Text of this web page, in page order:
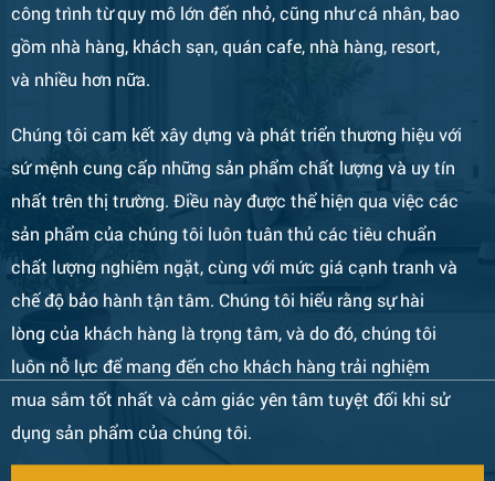
Bàn Ghế 133
Bàn Ghế 132
công trình từ quy mô lớn đến nhỏ, cũng như cá nhân, bao
gồm nhà hàng, khách sạn, quán cafe, nhà hàng, resort,
và nhiều hơn nữa.
Chúng tôi cam kết xây dựng và phát triển thương hiệu với
sứ mệnh cung cấp những sản phẩm chất lượng và uy tín
nhất trên thị trường. Điều này được thể hiện qua việc các
sản phẩm của chúng tôi luôn tuân thủ các tiêu chuẩn
chất lượng nghiêm ngặt, cùng với mức giá cạnh tranh và
chế độ bảo hành tận tâm. Chúng tôi hiểu rằng sự hài
lòng của khách hàng là trọng tâm, và do đó, chúng tôi
luôn nỗ lực để mang đến cho khách hàng trải nghiệm
mua sắm tốt nhất và cảm giác yên tâm tuyệt đối khi sử
dụng sản phẩm của chúng tôi.